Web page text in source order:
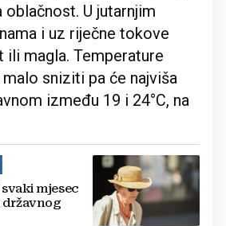
oblačnost. U jutarnjim
i uz riječne tokove
ili magla. Temperature
sniziti pa će najviša
između 19 i 24°C, na
mjesec
državnog